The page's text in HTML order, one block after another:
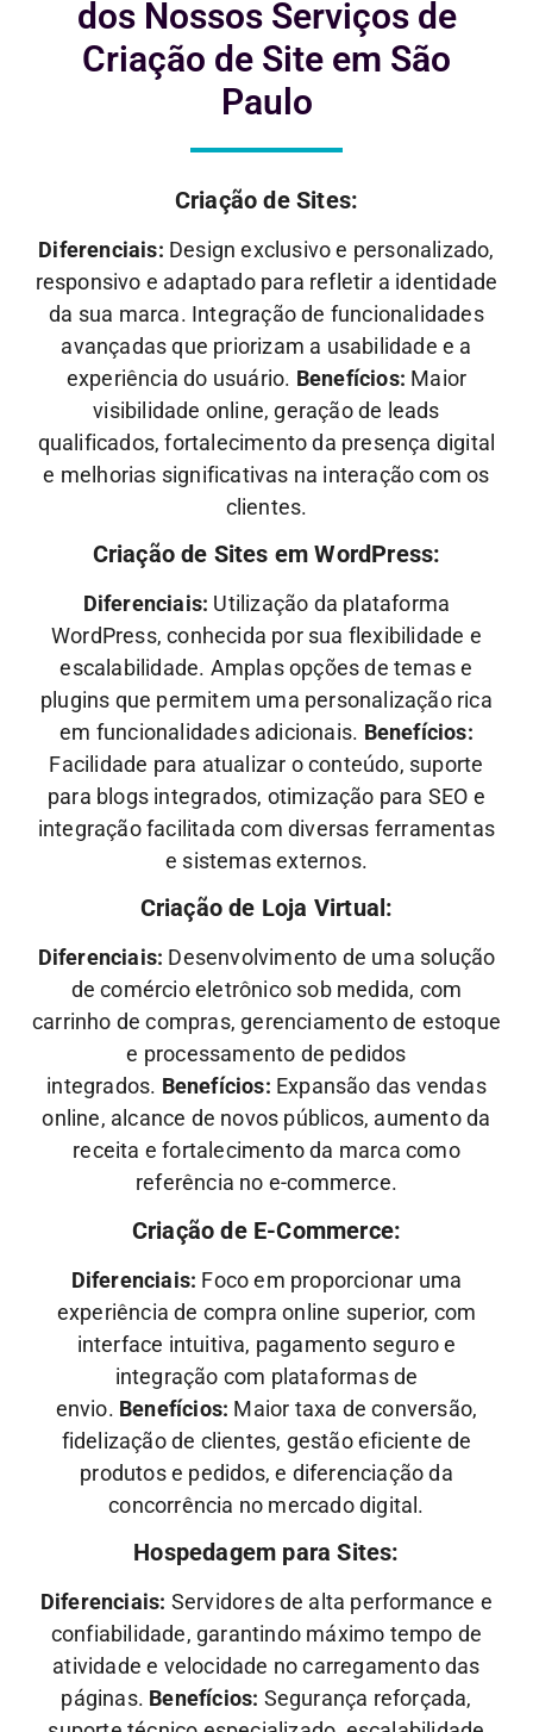
dos Nossos Serviços de
Criação de Site em São
Paulo
Criação de Sites:
Diferenciais: Design exclusivo e personalizado,
responsivo e adaptado para refletir a identidade
da sua marca. Integração de funcionalidades
avançadas que priorizam a usabilidade e a
experiência do usuário. Benefícios: Maior
visibilidade online, geração de leads
qualificados, fortalecimento da presença digital
e melhorias significativas na interação com os
clientes.
Criação de Sites em WordPress:
Diferenciais: Utilização da plataforma
WordPress, conhecida por sua flexibilidade e
escalabilidade. Amplas opções de temas e
plugins que permitem uma personalização rica
em funcionalidades adicionais. Benefícios:
Facilidade para atualizar o conteúdo, suporte
para blogs integrados, otimização para SEO e
integração facilitada com diversas ferramentas
e sistemas externos.
Criação de Loja Virtual:
Diferenciais: Desenvolvimento de uma solução
de comércio eletrônico sob medida, com
carrinho de compras, gerenciamento de estoque
e processamento de pedidos
integrados. Benefícios: Expansão das vendas
online, alcance de novos públicos, aumento da
receita e fortalecimento da marca como
referência no e-commerce.
Criação de E-Commerce:
Diferenciais: Foco em proporcionar uma
experiência de compra online superior, com
interface intuitiva, pagamento seguro e
integração com plataformas de
envio. Benefícios: Maior taxa de conversão,
fidelização de clientes, gestão eficiente de
produtos e pedidos, e diferenciação da
concorrência no mercado digital.
Hospedagem para Sites:
Diferenciais: Servidores de alta performance e
confiabilidade, garantindo máximo tempo de
atividade e velocidade no carregamento das
páginas. Benefícios: Segurança reforçada,